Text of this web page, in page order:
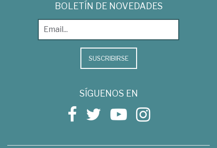
BOLETÍN DE NOVEDADES
SUSCRIBIRSE
SÍGUENOS EN